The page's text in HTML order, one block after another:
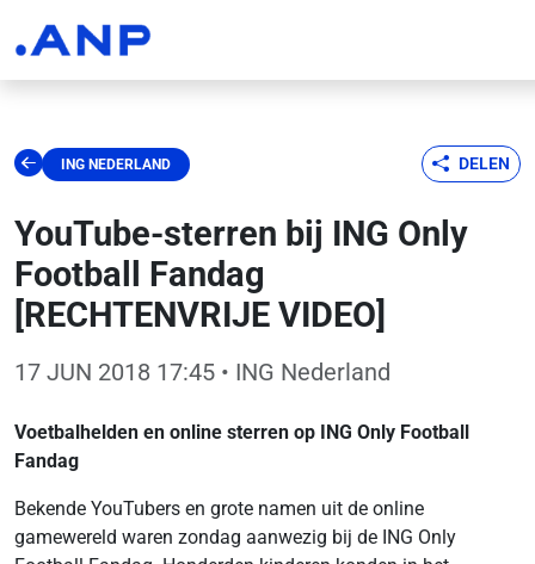
ING NEDERLAND DELEN
YouTube-sterren bij ING Only
Football Fandag
[RECHTENVRIJE VIDEO]
17 JUN 2018 17:45 • ING Nederland
Voetbalhelden en online sterren op ING Only Football
Fandag
Bekende YouTubers en grote namen uit de online
gamewereld waren zondag aanwezig bij de ING Only